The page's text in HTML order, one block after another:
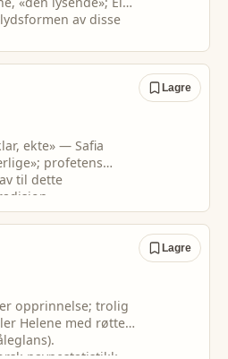
av disse
ekte» — Safia
profetens
til dette
Lagre
opprinnelse; trolig
Helene med røtter
Lagre